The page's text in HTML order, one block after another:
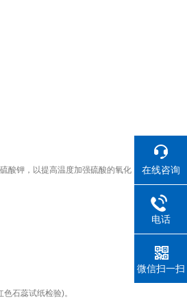
酸钾，以提高温度加强硫酸的氧化
石蕊试纸检验)。
在线咨询
电话
微信扫一扫